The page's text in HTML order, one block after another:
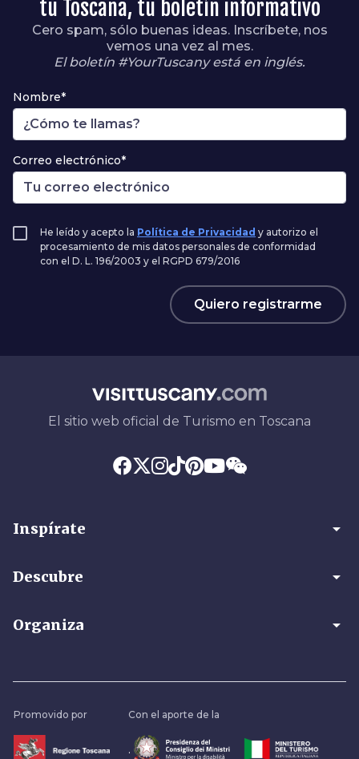
tu Toscana, tu boletín informativo
Cero spam, sólo buenas ideas. Inscríbete, nos
vemos una vez al mes.
El boletín #YourTuscany está en inglés.
Nombre*
Correo electrónico*
He leído y acepto la Política de Privacidad y autorizo el
procesamiento de mis datos personales de conformidad
con el D. L. 196/2003 y el RGPD 679/2016
Quiero registrarme
El sitio web oficial de Turismo en Toscana
Inspírate arrow_drop_down
Descubre arrow_drop_down
Organiza arrow_drop_down
Promovido por Con el aporte de la
.